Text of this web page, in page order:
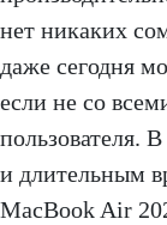
нет никаких
даже сегодня
если не со
пользователя.
и длительным
MacBook Air